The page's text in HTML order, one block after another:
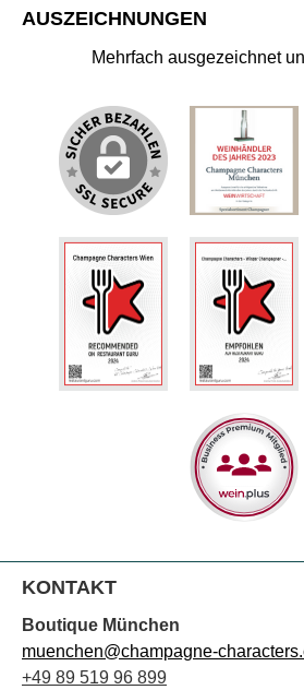
AUSZEICHNUNGEN
Mehrfach ausgezeichnet
KONTAKT
Boutique München
muenchen@champagne-
+49 89 519 96 899